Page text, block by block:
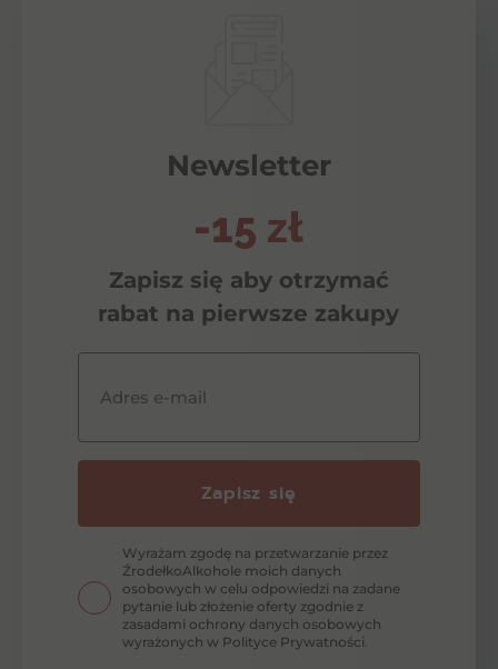
Newsletter
-15 zł
Zapisz się aby otrzymać
rabat na pierwsze zakupy
Adres e-mail
Zapisz się
Wyrażam zgodę na przetwarzanie przez
ŹrodełkoAlkohole moich danych
osobowych w celu odpowiedzi na zadane
pytanie lub złożenie oferty zgodnie z
zasadami ochrony danych osobowych
wyrażonych w Polityce Prywatności.